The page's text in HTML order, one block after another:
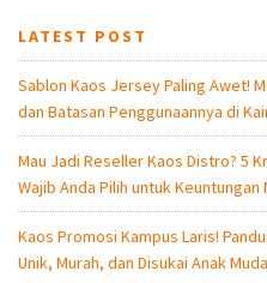
LATEST POST
Sablon Kaos Jersey Paling Awet!
dan Batasan Penggunaannya di
Mau Jadi Reseller Kaos Distro? 5
Wajib Anda Pilih untuk Keuntungan
Kaos Promosi Kampus Laris!
Unik, Murah, dan Disukai Anak Muda